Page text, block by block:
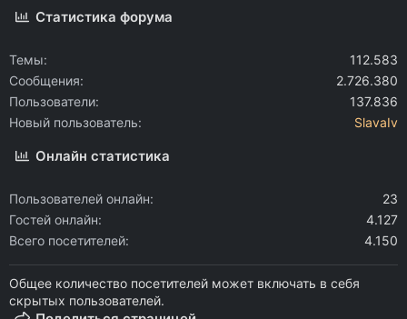
Статистика форума
Темы
112.583
Сообщения
2.726.380
Пользователи
137.836
Новый пользователь
SlavaIv
Онлайн статистика
Пользователей онлайн
23
Гостей онлайн
4.127
Всего посетителей
4.150
Общее количество посетителей может включать в себя
скрытых пользователей.